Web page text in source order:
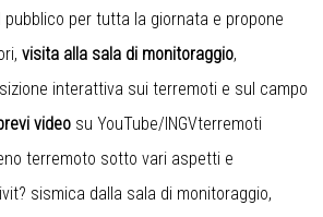
pubblico per tutta la giornata e propone
visita alla sala di monitoraggio,
interattiva sui terremoti e sul campo
video su YouTube/INGVterremoti
terremoto sotto vari aspetti e
sismica dalla sala di monitoraggio,